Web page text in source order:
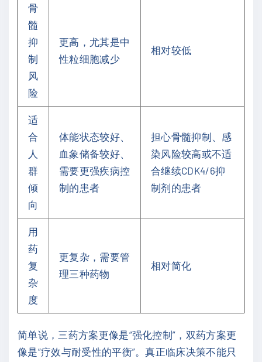
骨
髓
抑
制
风
险
更高，尤其是中
性粒细胞减少
相对较低
适
合
人
群
倾
向
体能状态较好、
血象储备较好、
需要更强疾病控
制的患者
担心骨髓抑制、感
染风险较高或不适
合继续CDK4/6抑
制剂的患者
用
药
复
杂
度
更复杂，需要管
理三种药物
相对简化
简单说，三药方案更像是“强化控制”，双药方案更
像是“疗效与耐受性的平衡”。真正临床决策不能只